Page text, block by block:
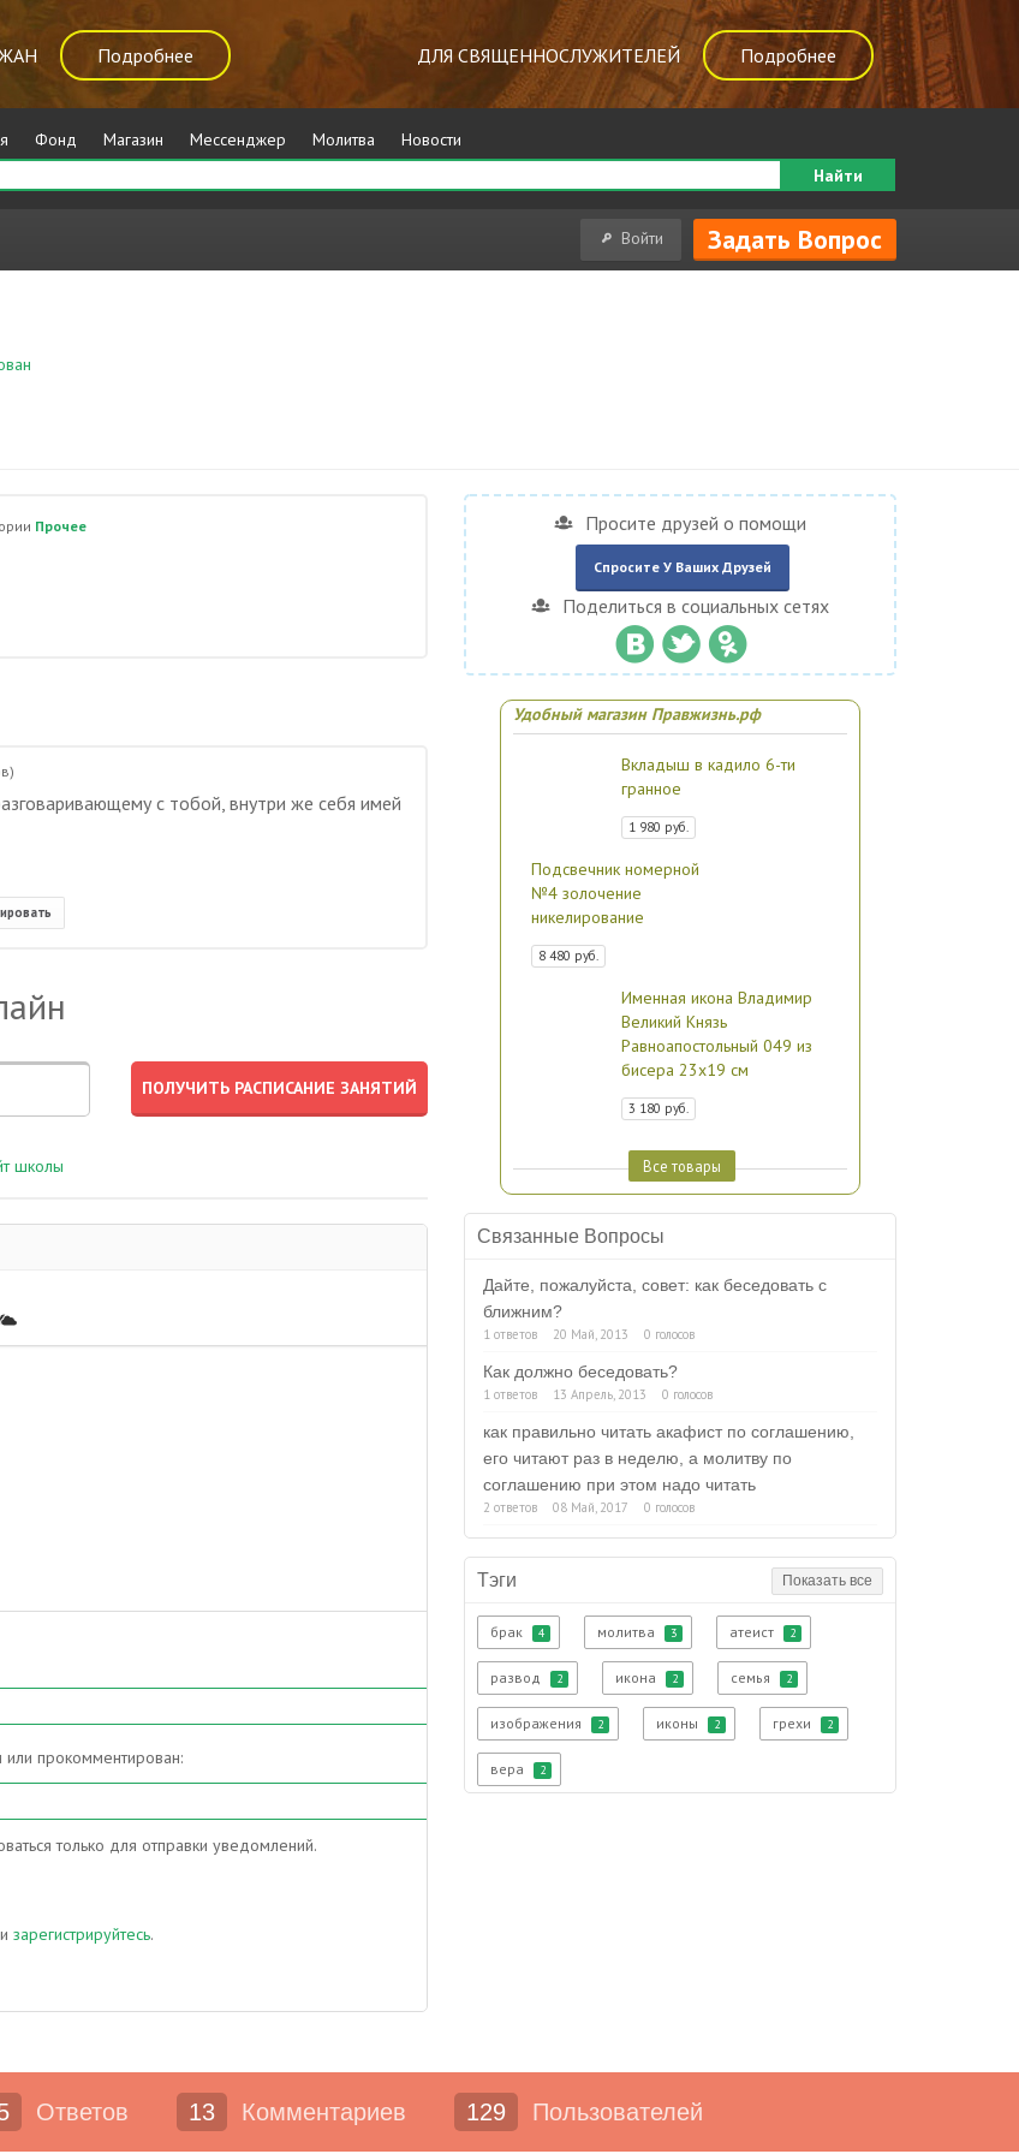
Подробнее ДЛЯ СВЯЩЕННОСЛУЖИТЕЛЕЙ Подробнее
Фонд Магазин Мессенджер Молитва
Новости
Найти
Войти Задать Вопрос
Прочее
с тобой, внутри же себя имей
школы
или прокомментирован:
только для отправки уведомлений.
зарегистрируйтесь.
Просите друзей о помощи
Спросите У Ваших Друзей
Поделиться в социальных сетях
Удобный магазин Правжизнь.рф
Вкладыш в кадило 6-ти
гранное
1 980 руб.
Подсвечник номерной
№4 золочение
никелирование
8 480 руб.
Именная икона Владимир
Великий Князь
Равноапостольный 049 из
бисера 23х19 см
3 180 руб.
Все товары
Связанные Вопросы
Дайте, пожалуйста, совет: как беседовать с
ближним?
1 ответов 20 Май, 2013 0 голосов
Как должно беседовать?
1 ответов 13 Апрель, 2013 0 голосов
как правильно читать акафист по соглашению,
его читают раз в неделю, а молитву по
соглашению при этом надо читать
2 ответов 08 Май, 2017 0 голосов
Тэги Показать все
брак 4 молитва 3 атеист 2
развод 2 икона 2 семья 2
изображения 2 иконы 2 грехи 2
вера 2
Ответов 13 Комментариев 129 Пользователей